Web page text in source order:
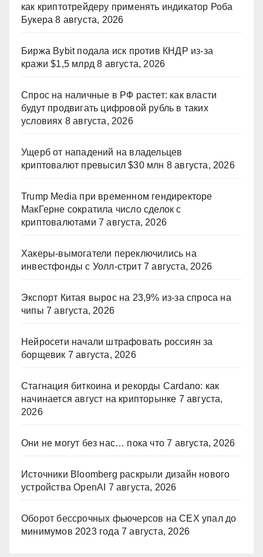
как криптотрейдеру применять индикатор Роба
Букера 8 августа, 2026
Биржа Bybit подала иск против КНДР из‑за
кражи $1,5 млрд 8 августа, 2026
Спрос на наличные в РФ растет: как власти
будут продвигать цифровой рубль в таких
условиях 8 августа, 2026
Ущерб от нападений на владельцев
криптовалют превысил $30 млн 8 августа, 2026
Trump Media при временном гендиректоре
МакГерне сократила число сделок с
криптовалютами 7 августа, 2026
Хакеры-вымогатели переключились на
инвестфонды с Уолл-стрит 7 августа, 2026
Экспорт Китая вырос на 23,9% из-за спроса на
чипы 7 августа, 2026
Нейросети начали штрафовать россиян за
борщевик 7 августа, 2026
Стагнация биткоина и рекорды Cardano: как
начинается август на крипторынке 7 августа,
2026
Они не могут без нас… пока что 7 августа, 2026
Источники Bloomberg раскрыли дизайн нового
устройства OpenAI 7 августа, 2026
Оборот бессрочных фьючерсов на CEX упал до
минимумов 2023 года 7 августа, 2026